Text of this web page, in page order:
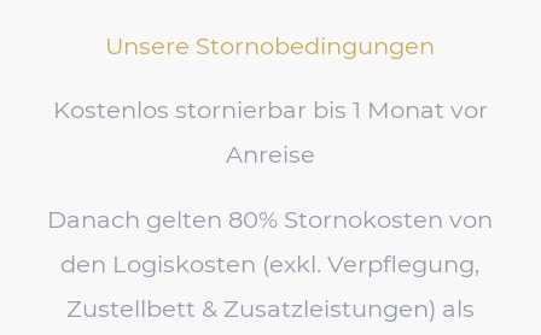
Unsere Stornobedingungen
Kostenlos stornierbar bis 1 Monat vor
Anreise
Danach gelten 80% Stornokosten von
den Logiskosten (exkl. Verpflegung,
Zustellbett & Zusatzleistungen) als